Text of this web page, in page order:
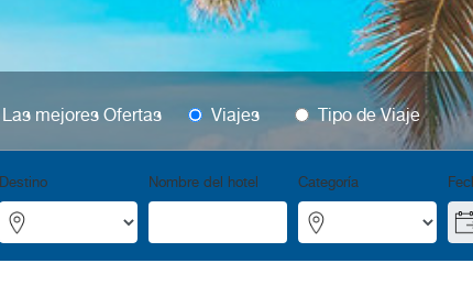
Las mejores Ofertas Viajes Tipo de Viaje
Destino Nombre del hotel Categoría